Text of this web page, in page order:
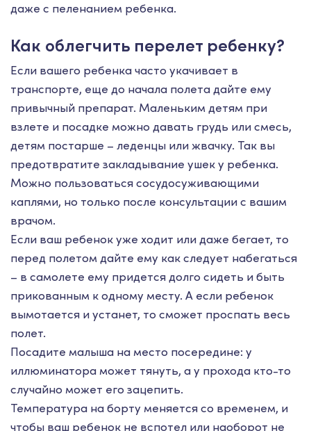
даже с пеленанием ребенка.
Как облегчить перелет ребенку?
Если вашего ребенка часто укачивает в
транспорте, еще до начала полета дайте ему
привычный препарат. Маленьким детям при
взлете и посадке можно давать грудь или смесь,
детям постарше – леденцы или жвачку. Так вы
предотвратите закладывание ушек у ребенка.
Можно пользоваться сосудосуживающими
каплями, но только после консультации с вашим
врачом.
Если ваш ребенок уже ходит или даже бегает, то
перед полетом дайте ему как следует набегаться
– в самолете ему придется долго сидеть и быть
прикованным к одному месту. А если ребенок
вымотается и устанет, то сможет проспать весь
полет.
Посадите малыша на место посередине: у
иллюминатора может тянуть, а у прохода кто-то
случайно может его зацепить.
Температура на борту меняется со временем, и
чтобы ваш ребенок не вспотел или наоборот не